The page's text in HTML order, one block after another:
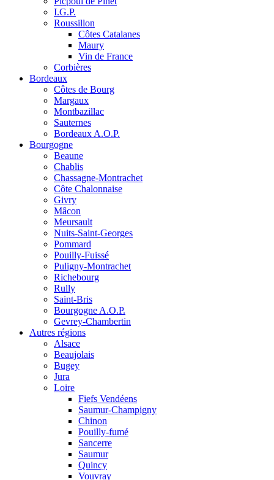
I.G.P.
Roussillon
Côtes Catalanes
Maury
Vin de France
Corbières
Bordeaux
Côtes de Bourg
Margaux
Montbazillac
Sauternes
Bordeaux A.O.P.
Bourgogne
Beaune
Chablis
Chassagne-Montrachet
Côte Chalonnaise
Givry
Mâcon
Meursault
Nuits-Saint-Georges
Pommard
Pouilly-Fuissé
Puligny-Montrachet
Richebourg
Rully
Saint-Bris
Bourgogne A.O.P.
Gevrey-Chambertin
Autres régions
Alsace
Beaujolais
Bugey
Jura
Loire
Fiefs Vendéens
Saumur-Champigny
Chinon
Pouilly-fumé
Sancerre
Saumur
Quincy
Vouvray